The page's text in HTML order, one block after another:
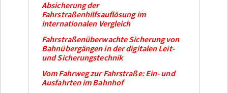
Absicherung der
Fahrstraßenhilfsauflösung im
internationalen Vergleich
Fahrstraßenüberwachte Sicherung von
Bahnübergängen in der digitalen Leit-
und Sicherungstechnik
Vom Fahrweg zur Fahrstraße: Ein- und
Ausfahrten im Bahnhof